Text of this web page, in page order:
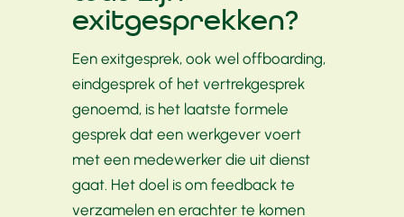
exitgesprekken?
Een exitgesprek, ook wel offboarding,
eindgesprek of het vertrekgesprek
genoemd, is het laatste formele
gesprek dat een werkgever voert
met een medewerker die uit dienst
gaat. Het doel is om feedback te
verzamelen en erachter te komen